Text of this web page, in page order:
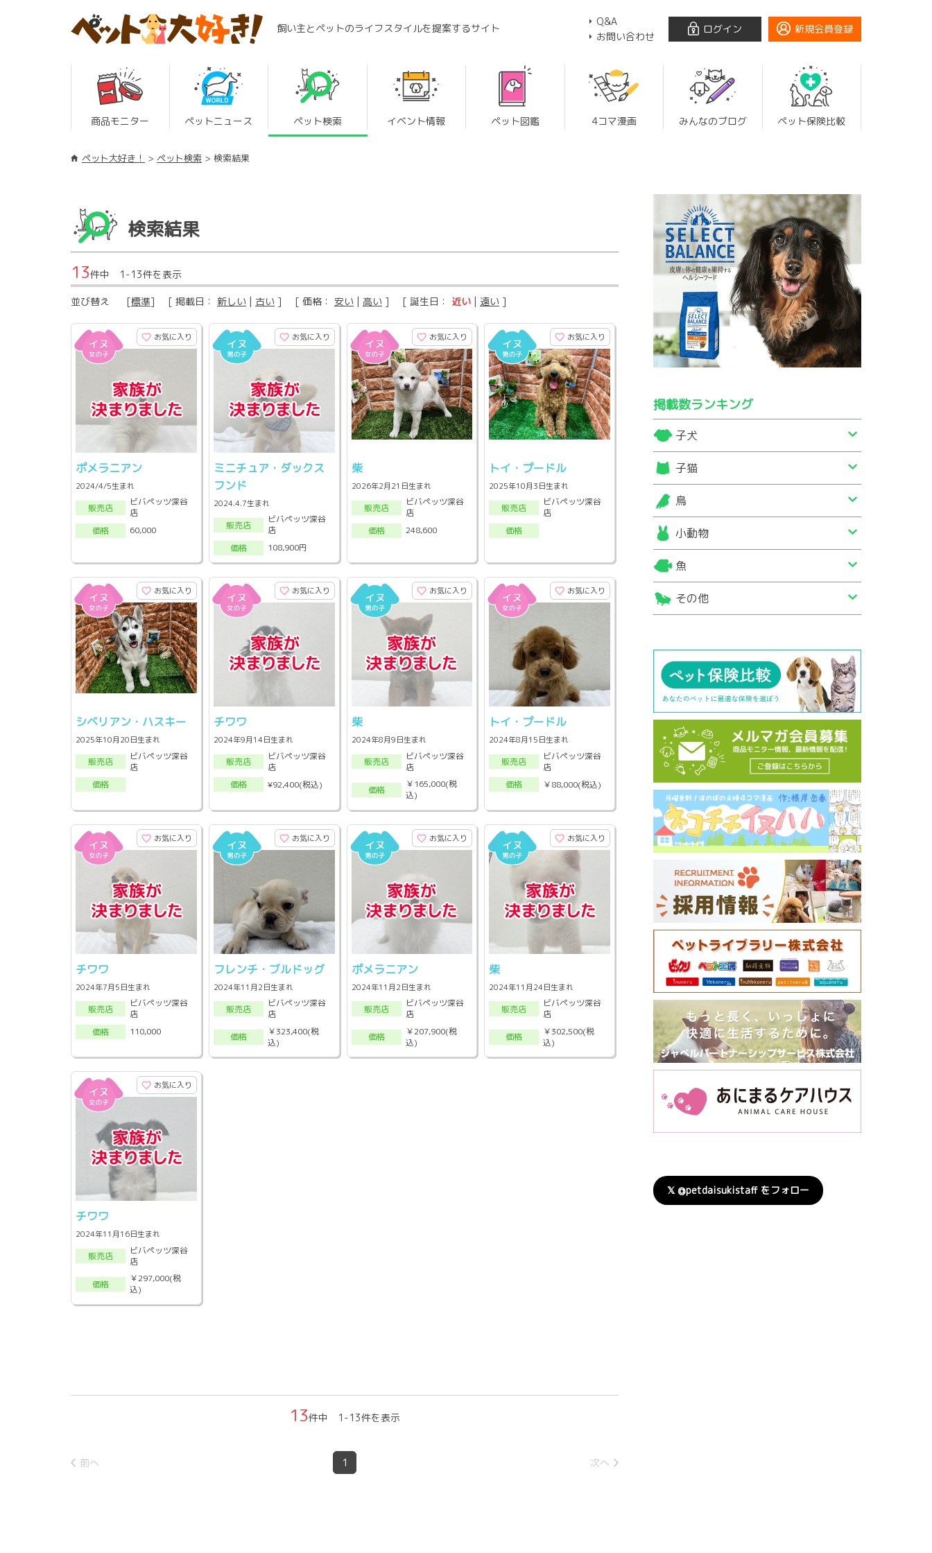
飼い主とペットのライフスタイルを提案するサイト
Q&A
お問い合わせ
ログイン 新規会員登録
商品モニター ペットニュース ペット検索 イベント情報 ペット図鑑 4コマ漫画 みんなのブログ ペット保険比較
ペット大好き！ ペット検索 検索結果
検索結果
13件中 1-13件を表示
並び替え [標準] [ 掲載日： 新しい | 古い ] [ 価格： 安い | 高い ] [ 誕生日： 近い | 遠い ]
お気に入り
ポメラニアン
2024/4/5生まれ
販売店
ビバペッツ深谷
店
価格
60,000
お気に入り
ミニチュア・ダックス
フンド
2024.4.7生まれ
販売店
ビバペッツ深谷
店
価格
108,900円
お気に入り
柴
2026年2月21日生まれ
販売店
ビバペッツ深谷
店
価格
248,600
お気に入り
トイ・プードル
2025年10月3日生まれ
販売店
ビバペッツ深谷
店
価格
お気に入り
シベリアン・ハスキー
2025年10月20日生まれ
販売店
ビバペッツ深谷
店
価格
お気に入り
チワワ
2024年9月14日生まれ
販売店
ビバペッツ深谷
店
価格
¥92,400(税込)
お気に入り
柴
2024年8月9日生まれ
販売店
ビバペッツ深谷
店
価格
￥165,000(税
込)
お気に入り
トイ・プードル
2024年8月15日生まれ
販売店
ビバペッツ深谷
店
価格
￥88,000(税込)
お気に入り
チワワ
2024年7月5日生まれ
販売店
ビバペッツ深谷
店
価格
110,000
お気に入り
フレンチ・ブルドッグ
2024年11月2日生まれ
販売店
ビバペッツ深谷
店
価格
￥323,400(税
込)
お気に入り
ポメラニアン
2024年11月2日生まれ
販売店
ビバペッツ深谷
店
価格
￥207,900(税
込)
お気に入り
柴
2024年11月24日生まれ
販売店
ビバペッツ深谷
店
価格
￥302,500(税
込)
お気に入り
チワワ
2024年11月16日生まれ
販売店
ビバペッツ深谷
店
価格
￥297,000(税
込)
13件中 1-13件を表示
前へ 1 次へ
掲載数ランキング
子犬
子猫
鳥
小動物
魚
その他
𝕏 @petdaisukistaff をフォロー